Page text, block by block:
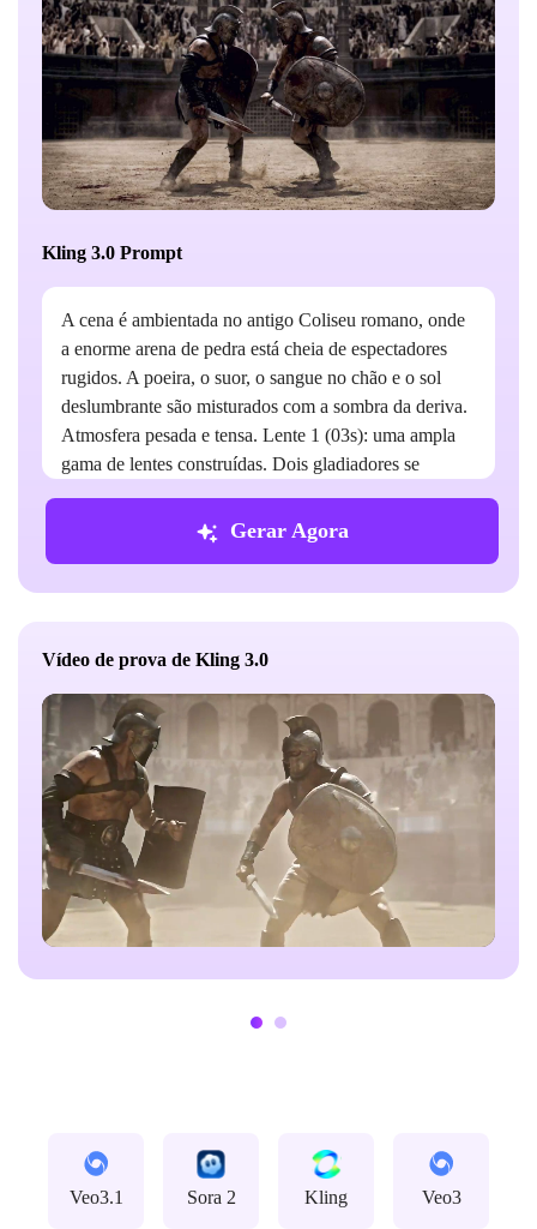
Kling 3.0 Prompt
A cena é ambientada no antigo Coliseu romano, onde
a enorme arena de pedra está cheia de espectadores
rugidos. A poeira, o suor, o sangue no chão e o sol
deslumbrante são misturados com a sombra da deriva.
Atmosfera pesada e tensa. Lente 1 (03s): uma ampla
gama de lentes construídas. Dois gladiadores se
e preparando suas espadas. A multidão ao fundo é
embaçada, mas vívida, com braços acenando e poeira
envolve o guerreiro. Um gladiador avançou
agressivamente e o escudo colidiu com os outros
guardas. O tintinho de metal ecoou. A areia estourou
debaixo de seus pés. A câmera é portátil e ligeiramente
sacudida para realismo e intensidade. Tiro 3 (68
segundos): Corte rápido de close-up: espada raspando
o escudo, mãos apertadas, olhos nervosos atrás do
capacete, armadura manchada de sangue. A câmera
lenta enfatiza que o balanço da lâmina é firmemente
bloqueado e a poeira e o suor estão suspensos no ar.
Lente 4 (810s): Lente de largura média, em que os
dois lutadores reajustam suas posturas e giram
surreal. Iluminação cinematográfica, contrastes
dramáticos, texturas pesadas, desfoque de movimento
natural, impacto sutil em câmera lenta. Grãos de filme,
Gerar Agora
Vídeo de prova de Kling 3.0
Veo3.1 Sora 2 Kling Veo3